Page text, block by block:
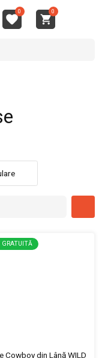
0 0
GRATUITĂ
Cowboy din Lână WILD